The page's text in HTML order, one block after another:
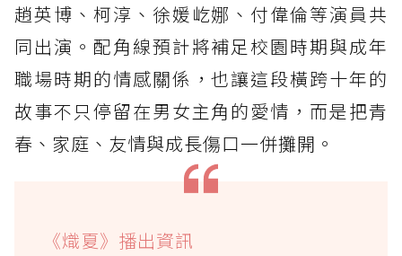
趙英博、柯淳、徐媛屹娜、付偉倫等演員共
同出演。配角線預計將補足校園時期與成年
職場時期的情感關係，也讓這段橫跨十年的
故事不只停留在男女主角的愛情，而是把青
春、家庭、友情與成長傷口一併攤開。
《熾夏》播出資訊